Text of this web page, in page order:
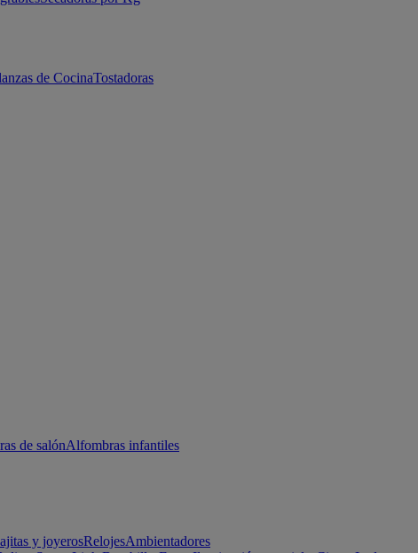
de CocinaTostadoras
de salónAlfombras infantiles
y joyerosRelojesAmbientadores